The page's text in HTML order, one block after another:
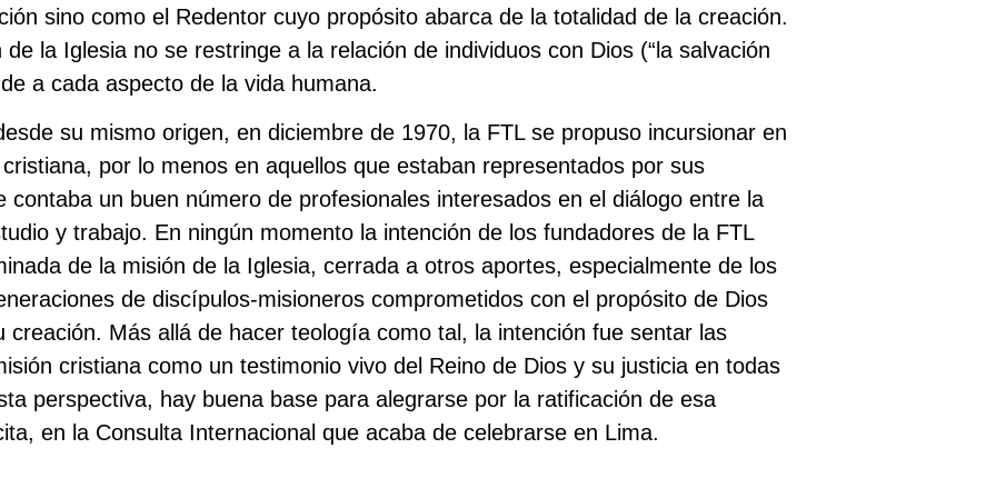
sino como el Redentor cuyo propósito abarca de la totalidad de la creación.
la Iglesia no se restringe a la relación de individuos con Dios (“la salvación
a cada aspecto de la vida humana.
su mismo origen, en diciembre de 1970, la FTL se propuso incursionar en
por lo menos en aquellos que estaban representados por sus
contaba un buen número de profesionales interesados en el diálogo entre la
y trabajo. En ningún momento la intención de los fundadores de la FTL
de la misión de la Iglesia, cerrada a otros aportes, especialmente de los
de discípulos-misioneros comprometidos con el propósito de Dios
creación. Más allá de hacer teología como tal, la intención fue sentar las
cristiana como un testimonio vivo del Reino de Dios y su justicia en todas
perspectiva, hay buena base para alegrarse por la ratificación de esa
en la Consulta Internacional que acaba de celebrarse en Lima.